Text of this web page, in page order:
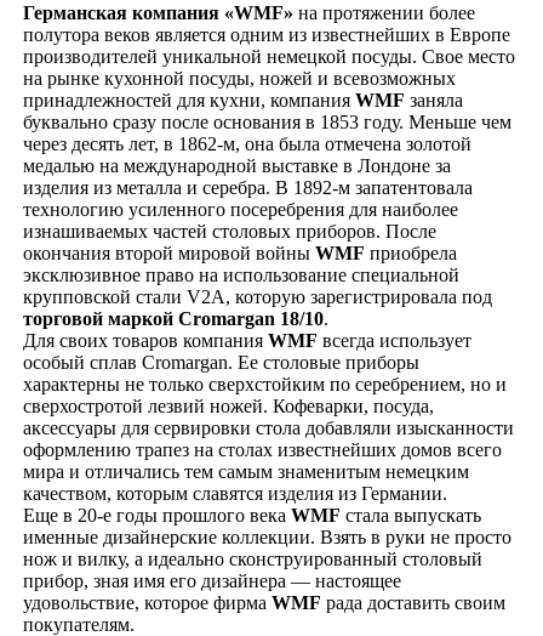
Германская компания «WMF» на протяжении более
полутора веков является одним из известнейших в Европе
производителей уникальной немецкой посуды. Свое место
на рынке кухонной посуды, ножей и всевозможных
принадлежностей для кухни, компания WMF заняла
буквально сразу после основания в 1853 году. Меньше чем
через десять лет, в 1862-м, она была отмечена золотой
медалью на международной выставке в Лондоне за
изделия из металла и серебра. В 1892-м запатентовала
технологию усиленного посеребрения для наиболее
изнашиваемых частей столовых приборов. После
окончания второй мировой войны WMF приобрела
эксклюзивное право на использование специальной
крупповской стали V2A, которую зарегистрировала под
торговой маркой Cromargan 18/10.
Для своих товаров компания WMF всегда использует
особый сплав Cromargan. Ее столовые приборы
характерны не только сверхстойким по серебрением, но и
сверхостротой лезвий ножей. Кофеварки, посуда,
аксессуары для сервировки стола добавляли изысканности
оформлению трапез на столах известнейших домов всего
мира и отличались тем самым знаменитым немецким
качеством, которым славятся изделия из Германии.
Еще в 20-е годы прошлого века WMF стала выпускать
именные дизайнерские коллекции. Взять в руки не просто
нож и вилку, а идеально сконструированный столовый
прибор, зная имя его дизайнера — настоящее
удовольствие, которое фирма WMF рада доставить своим
покупателям.